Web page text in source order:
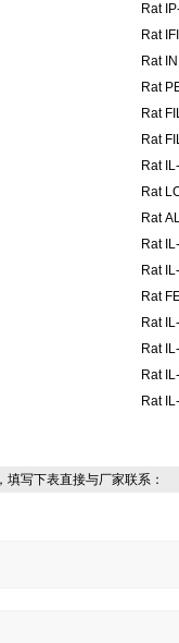
Rat
Rat
Rat
Rat
Rat
Rat
Rat
Rat
Rat
Rat
Rat
Rat
Rat
Rat
Rat
Rat
写下表直接与厂家联系：